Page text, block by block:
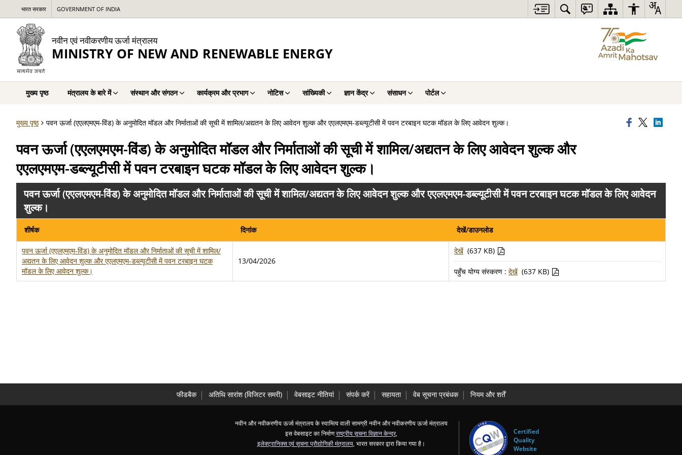
भारत सरकार GOVERNMENT OF INDIA
नवीन एवं नवीकरणीय ऊर्जा मंत्रालय
MINISTRY OF NEW AND RENEWABLE ENERGY
मुख्य पृष्ठ मंत्रालय के बारे में संस्थान और संगठन कार्यक्रम और प्रभाग नोटिस सांख्यिकी ज्ञान केंद्र संसाधन पोर्टल
मुख्य पृष्ठ पवन ऊर्जा (एएलएमएम-विंड) के अनुमोदित मॉडल और निर्माताओं की सूची में शामिल/अद्यतन के लिए आवेदन शुल्क और एएलएमएम-डब्ल्यूटीसी में पवन टरबाइन घटक मॉडल के लिए आवेदन शुल्क।
पवन ऊर्जा (एएलएमएम-विंड) के अनुमोदित मॉडल और निर्माताओं की सूची में शामिल/अद्यतन के लिए आवेदन शुल्क और
एएलएमएम-डब्ल्यूटीसी में पवन टरबाइन घटक मॉडल के लिए आवेदन शुल्क।
पवन ऊर्जा (एएलएमएम-विंड) के अनुमोदित मॉडल और निर्माताओं की सूची में शामिल/अद्यतन के लिए आवेदन शुल्क और एएलएमएम-डब्ल्यूटीसी में पवन टरबाइन घटक मॉडल के लिए आवेदन
शुल्क।
शीर्षक दिनांक देखें/डाउनलोड
पवन ऊर्जा (एएलएमएम-विंड) के अनुमोदित मॉडल और निर्माताओं की सूची में शामिल/
अद्यतन के लिए आवेदन शुल्क और एएलएमएम-डब्ल्यूटीसी में पवन टरबाइन घटक
मॉडल के लिए आवेदन शुल्क।
13/04/2026
देखें (637 KB)
पहुँच योग्य संस्करण : देखें (637 KB)
फीडबैक अतिथ‍ि सारांश (विज‍िटर समरी) वेबसाइट नीतियां संपर्क करें सहायता वेब सूचना प्रबंधक नियम और शर्तें
नवीन और नवीकरणीय ऊर्जा मंत्रालय के स्‍वामित्‍व वाली सामग्री नवीन और नवीकरणीय ऊर्जा मंत्रालय
इस वेबसाइट का निर्माणराष्ट्रीय सूचना विज्ञान केन्द्र,
इलेक्ट्रानिक्स एवं सूचना प्रौद्योगिकी मंत्रालय, भारत सरकार द्वारा किया गया है।
Certified
Quality
Website